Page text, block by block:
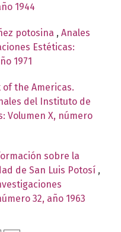
1944
potosina , Anales
Estéticas:
1971
of the Americas.
del Instituto de
Volumen X, número
sobre la
de San Luis Potosí ,
32, año 1963